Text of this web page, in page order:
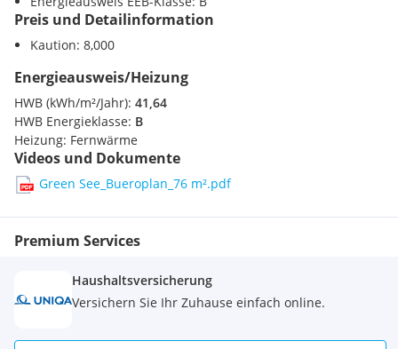
Preis und Detailinformation
Kaution: 8,000
Energieausweis/Heizung
HWB (kWh/m²/Jahr): 41,64
HWB Energieklasse: B
Heizung: Fernwärme
Videos und Dokumente
Green See_Bueroplan_76 m².pdf
Premium Services
Haushaltsversicherung
Versichern Sie Ihr Zuhause einfach online.